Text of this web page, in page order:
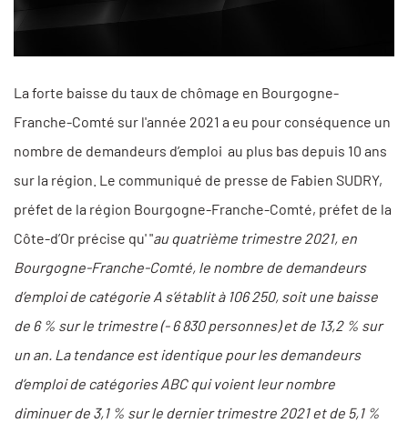
La forte baisse du taux de chômage en Bourgogne-
Franche-Comté sur l'année 2021 a eu pour conséquence un
nombre de demandeurs d’emploi au plus bas depuis 10 ans
sur la région. Le communiqué de presse de Fabien SUDRY,
préfet de la région Bourgogne-Franche-Comté, préfet de la
Côte-d’Or précise qu' "au quatrième trimestre 2021, en
Bourgogne-Franche-Comté, le nombre de demandeurs
d’emploi de catégorie A s’établit à 106 250, soit une baisse
de 6 % sur le trimestre (- 6 830 personnes) et de 13,2 % sur
un an. La tendance est identique pour les demandeurs
d’emploi de catégories ABC qui voient leur nombre
diminuer de 3,1 % sur le dernier trimestre 2021 et de 5,1 %